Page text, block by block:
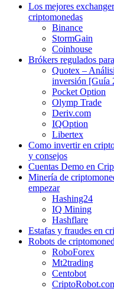
Los mejores
criptomonedas
Binance
StormGain
Coinhouse
Brókers regulados
Quotex –
inversión [Guía
Pocket Option
Olymp Trade
Deriv.com
IQOption
Libertex
Como invertir en
y consejos
Cuentas Demo en
Minería de
empezar
Hashing24
IQ Mining
Hashflare
Estafas y fraudes en
Robots de
RoboForex
Mt2trading
Centobot